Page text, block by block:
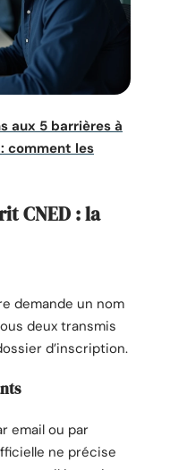
aux 5 barrières à
comment les
CNED : la
demande un nom
deux transmis
d’inscription.
email ou par
ne précise